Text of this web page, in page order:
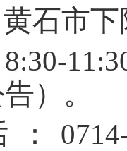
石市
）。